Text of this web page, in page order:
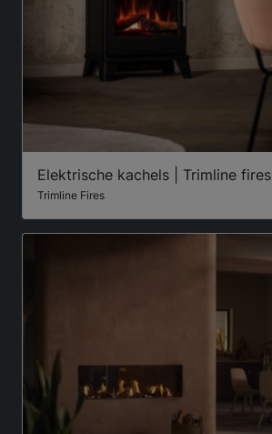
Elektrische kachels | Trimline fires
Trimline Fires